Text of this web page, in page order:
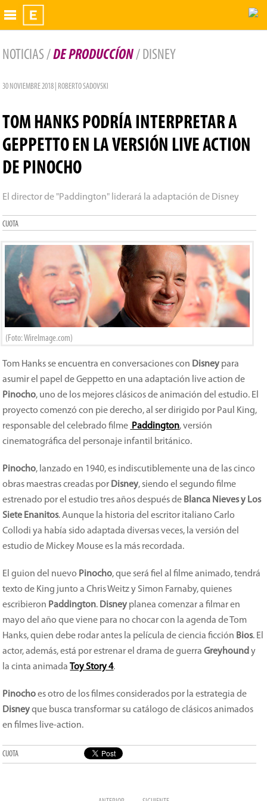
Exhibidor
NOTICIAS /DE PRODUCCÍON/ DISNEY
30 NOVIEMBRE 2018 | ROBERTO SADOVSKI
TOM HANKS PODRÍA INTERPRETAR A
GEPPETTO EN LA VERSIÓN LIVE ACTION
DE PINOCHO
El director de "Paddington" liderará la adaptación de Disney
CUOTA
(Foto: WireImage.com)
Tom Hanks se encuentra en conversaciones con Disney para
asumir el papel de Geppetto en una adaptación live action de
Pinocho, uno de los mejores clásicos de animación del estudio. El
proyecto comenzó con pie derecho, al ser dirigido por Paul King,
responsable del celebrado filme Paddington, versión
cinematográfica del personaje infantil británico.
Pinocho, lanzado en 1940, es indiscutiblemente una de las cinco
obras maestras creadas por Disney, siendo el segundo filme
estrenado por el estudio tres años después de Blanca Nieves y Los
Siete Enanitos. Aunque la historia del escritor italiano Carlo
Collodi ya había sido adaptada diversas veces, la versión del
estudio de Mickey Mouse es la más recordada.
El guion del nuevo Pinocho, que será fiel al filme animado, tendrá
texto de King junto a Chris Weitz y Simon Farnaby, quienes
escribieron Paddington. Disney planea comenzar a filmar en
mayo del año que viene para no chocar con la agenda de Tom
Hanks, quien debe rodar antes la película de ciencia ficción Bios. El
actor, además, está por estrenar el drama de guerraGreyhound y
la cinta animadaToy Story 4.
Pinochoes otro de los filmes considerados por la estrategia de
Disneyque busca transformar su catálogo de clásicos animados
en filmes live-action.
CUOTA